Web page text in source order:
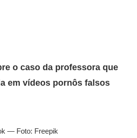
o caso da professora que
em vídeos pornôs falsos
— Foto: Freepik